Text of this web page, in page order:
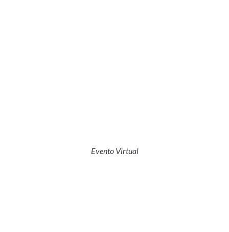
Evento Virtual